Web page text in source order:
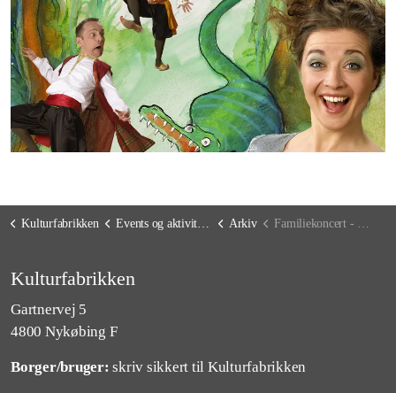
Kulturfabrikken Events og aktiviteter Arkiv Familiekoncert - Ulla Abdullas Cocobongoband
Kulturfabrikken
Gartnervej 5
4800 Nykøbing F
Borger/bruger: skriv sikkert til Kulturfabrikken